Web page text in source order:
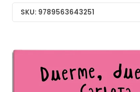
SKU: 9789563643251